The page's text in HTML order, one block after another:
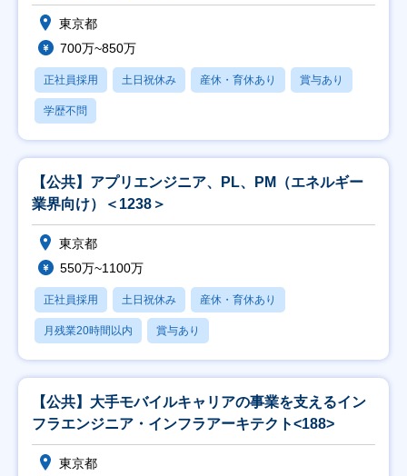
東京都
700万~850万
正社員採用 土日祝休み 産休・育休あり 賞与あり
学歴不問
【公共】アプリエンジニア、PL、PM（エネルギー
業界向け）＜1238＞
東京都
550万~1100万
正社員採用 土日祝休み 産休・育休あり
月残業20時間以内 賞与あり
【公共】大手モバイルキャリアの事業を支えるイン
フラエンジニア・インフラアーキテクト<188>
東京都